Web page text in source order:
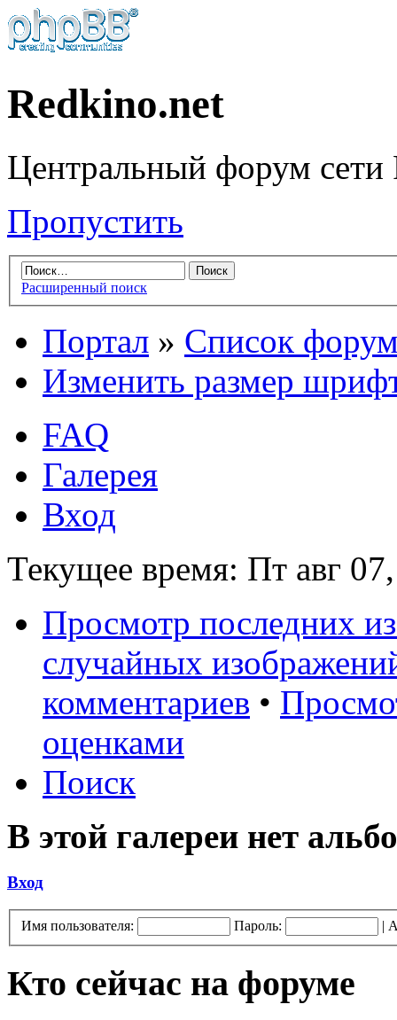
Redkino.net
Центральный форум сети
Пропустить
Расширенный поиск
Портал » Список
Изменить размер
FAQ
Галерея
Вход
Текущее время: Пт авг
Просмотр последних
случайных
комментариев •
оценками
Поиск
В этой галереи нет
Вход
Имя пользователя: Пароль: |
Кто сейчас на форуме